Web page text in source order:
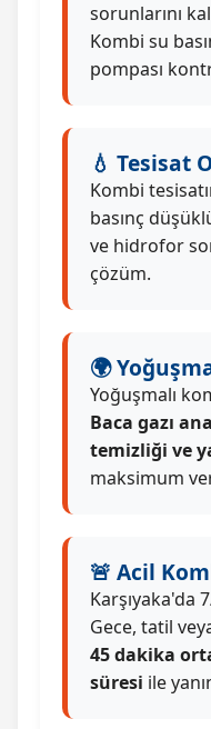
sorunlarını
Kombi su
pompası
💧 Tesisat
Kombi
basınç
ve hidrofor
çözüm.
🌍
Yoğuşmalı
Baca gazı
temizliği ve
maksimum
🚨 Acil
Karşıyaka'da
Gece, tatil
45 dakika
süresi ile